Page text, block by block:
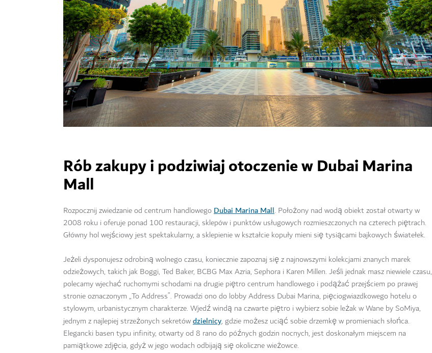
Rób zakupy i podziwiaj otoczenie w Dubai Marina
Mall
Rozpocznij zwiedzanie od centrum handlowegoDubai Marina Mall. Położony nad wodą obiekt został otwarty w
2008 roku i oferuje ponad 100 restauracji, sklepów i punktów usługowych rozmieszczonych na czterech piętrach.
Główny hol wejściowy jest spektakularny, a sklepienie w kształcie kopuły mieni się tysiącami bajkowych światełek.
Jeżeli dysponujesz odrobiną wolnego czasu, koniecznie zapoznaj się z najnowszymi kolekcjami znanych marek
odzieżowych, takich jak Boggi, Ted Baker, BCBG Max Azria, Sephora i Karen Millen. Jeśli jednak masz niewiele czasu,
polecamy wjechać ruchomymi schodami na drugie piętro centrum handlowego i podążać przejściem po prawej
stronie oznaczonym „To Address”. Prowadzi ono do lobby Address Dubai Marina, pięciogwiazdkowego hotelu o
stylowym, urbanistycznym charakterze. Wjedź windą na czwarte piętro i wybierz sobie leżak w Wane by SoMiya,
jednym z najlepiej strzeżonych sekretówdzielnicy, gdzie możesz uciąć sobie drzemkę w promieniach słońca.
Elegancki basen typu infinity, otwarty od 8 rano do późnych godzin nocnych, jest doskonałym miejscem na
pamiątkowe zdjęcia, gdyż w jego wodach odbijają się okoliczne wieżowce.